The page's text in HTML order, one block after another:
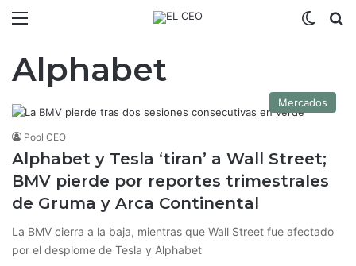
Alphabet
Mercados
Pool CEO
Alphabet y Tesla ‘tiran’ a Wall Street;
BMV pierde por reportes trimestrales
de Gruma y Arca Continental
La BMV cierra a la baja, mientras que Wall Street fue afectado
por el desplome de Tesla y Alphabet